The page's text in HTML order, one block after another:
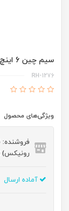
سیم چین 6 اینچ RH-1276 رونیکس
RH-1276
ویژگی‌های محصول
فروشنده:
رونیکس)
آماده ارسال